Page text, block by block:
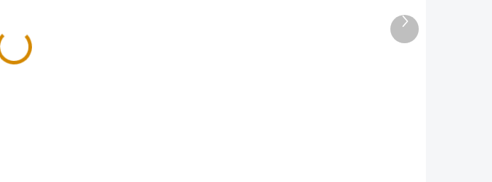
SKLADEM
Další
produkt